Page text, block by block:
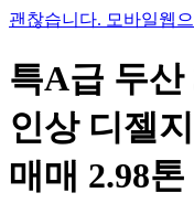
괜찮습니다. 모바일웹
특A급 두산
인상 디젤
매매 2.98